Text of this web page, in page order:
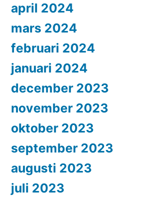
april 2024
mars 2024
februari 2024
januari 2024
december 2023
november 2023
oktober 2023
september 2023
augusti 2023
juli 2023